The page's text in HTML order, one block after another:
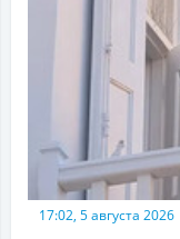
17:02, 5 августа 2026